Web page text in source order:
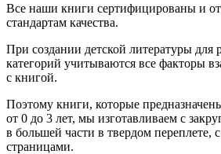
Все наши книги сертифицированы и
стандартам качества.
При создании детской литературы для
категорий учитываются все факторы
с книгой.
Поэтому книги, которые
от 0 до 3 лет, мы изготавливаем с
в большей части в твердом переплете,
страницами.